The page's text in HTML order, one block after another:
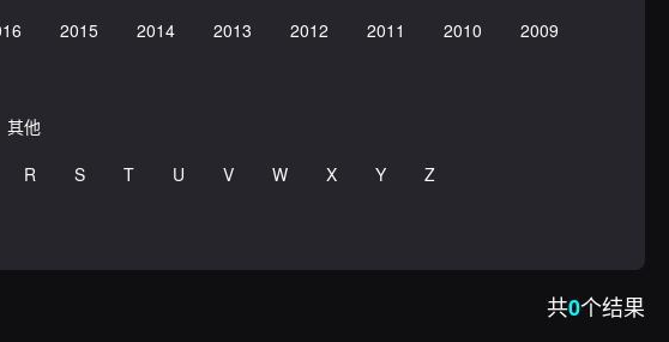
2015 2014 2013 2012 2011 2010
2009
其他
R S T U V W X Y
Z
共0个结果